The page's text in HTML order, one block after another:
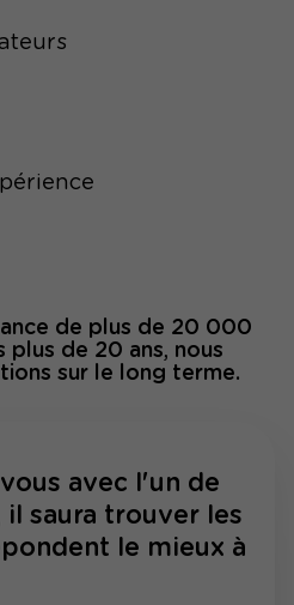
de plus de 20 000
plus de 20 ans, nous
sur le long terme.
avec l'un de
il saura trouver les
le mieux à